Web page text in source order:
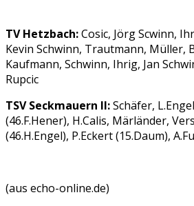
TV Hetzbach:Cosic, Jörg Scwinn,
Kevin Schwinn, Trautmann, Müller,
Kaufmann, Schwinn, Ihrig, Jan
Rupcic
TSV Seckmauern II:Schäfer,
(46.F.Hener), H.Calis, Märländer,
(46.H.Engel), P.Eckert (15.Daum),
(aus echo-online.de)